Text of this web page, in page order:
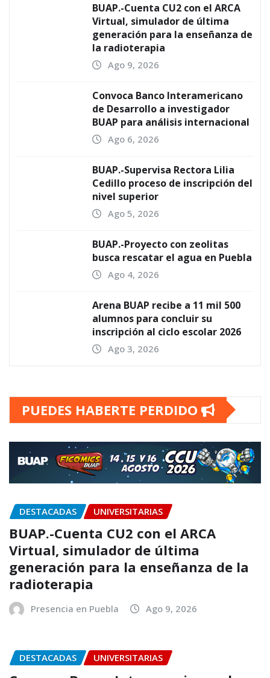
BUAP.-Cuenta CU2 con el ARCA
Virtual, simulador de última
generación para la enseñanza de
la radioterapia
Ago 9, 2026
Convoca Banco Interamericano
de Desarrollo a investigador
BUAP para análisis internacional
Ago 6, 2026
BUAP.-Supervisa Rectora Lilia
Cedillo proceso de inscripción del
nivel superior
Ago 5, 2026
BUAP.-Proyecto con zeolitas
busca rescatar el agua en Puebla
Ago 4, 2026
Arena BUAP recibe a 11 mil 500
alumnos para concluir su
inscripción al ciclo escolar 2026
Ago 3, 2026
PUEDES HABERTE PERDIDO
DESTACADAS UNIVERSITARIAS
BUAP.-Cuenta CU2 con el ARCA
Virtual, simulador de última
generación para la enseñanza de la
radioterapia
Presencia en Puebla Ago 9, 2026
DESTACADAS UNIVERSITARIAS